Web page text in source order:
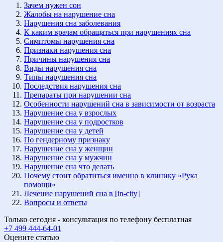
Зачем нужен сон
Жалобы на нарушение сна
Нарушения сна заболевания
К каким врачам обращаться при нарушениях сна
Симптомы нарушения сна
Признаки нарушения сна
Причины нарушения сна
Виды нарушения сна
Типы нарушения сна
Последствия нарушения сна
Препараты при нарушении сна
Особенности нарушений сна в зависимости от возраста
Нарушение сна у взрослых
Нарушение сна у подростков
Нарушение сна у детей
По гендерному признаку
Нарушение сна у женщин
Нарушение сна у мужчин
Нарушение сна что делать
Почему стоит обратиться именно в клинику «Рука
помощи»
Лечение нарушений сна в [in-city]
Вопросы и ответы
Только сегодня - консультация по телефону бесплатная
+7 499 444-64-01
Оцените статью